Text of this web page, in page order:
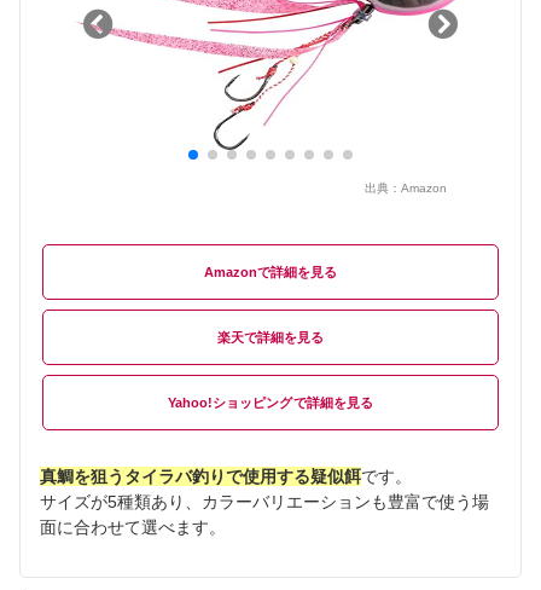
出典： Amazon
Amazon
楽天
Yahoo!ショッピング
真鯛を狙うタイラバ釣りで使用する疑似餌です。
サイズが5種類あり、カラーバリエーションも豊富で使う場
面に合わせて選べます。